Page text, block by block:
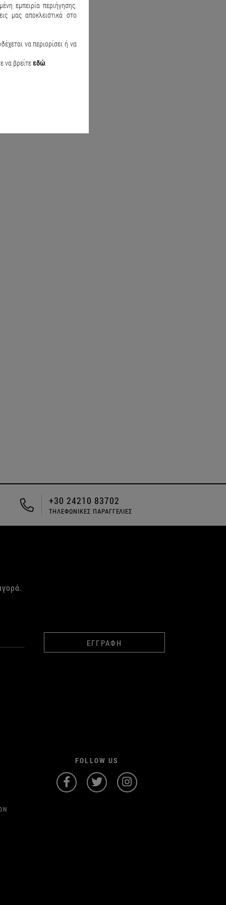
Cars Γκρι σκούρο
ΔΩΡΕΑΝ ΑΠΟΣΤΟΛΗ ΓΙΑ ΑΓΟΡΕΣ
ΑΝΩ ΤΩΝ 49€
ΕΓΓΡΑΦΗ
FOLLOW US
εμπειρία περιήγησης.
μας αποκλειστικά στο
να περιορίσει ή να
να βρείτεεδώ.